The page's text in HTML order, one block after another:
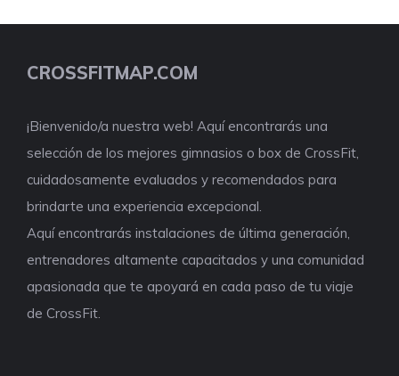
CROSSFITMAP.COM
¡Bienvenido/a nuestra web! Aquí encontrarás una
selección de los mejores gimnasios o box de CrossFit,
cuidadosamente evaluados y recomendados para
brindarte una experiencia excepcional.
Aquí encontrarás instalaciones de última generación,
entrenadores altamente capacitados y una comunidad
apasionada que te apoyará en cada paso de tu viaje
de CrossFit.